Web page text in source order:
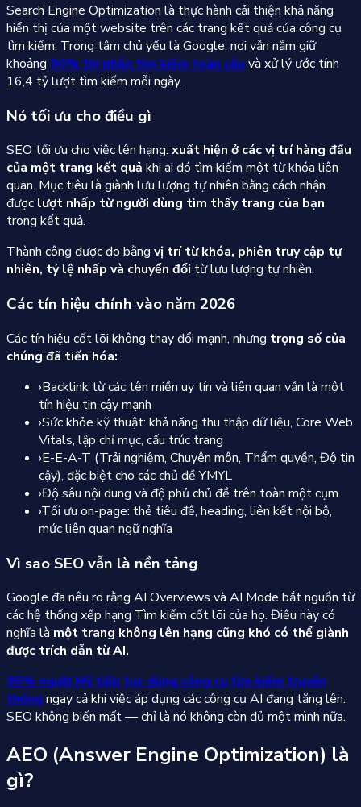
Search Engine Optimization là thực hành cải thiện khả năng
hiển thị của một website trên các trang kết quả của công cụ
tìm kiếm. Trọng tâm chủ yếu là Google, nơi vẫn nắm giữ
khoảng 90% thị phần tìm kiếm toàn cầu và xử lý ước tính
16,4 tỷ lượt tìm kiếm mỗi ngày.
Nó tối ưu cho điều gì
SEO tối ưu cho việc lên hạng: xuất hiện ở các vị trí hàng đầu
của một trang kết quả khi ai đó tìm kiếm một từ khóa liên
quan. Mục tiêu là giành lưu lượng tự nhiên bằng cách nhận
được lượt nhấp từ người dùng tìm thấy trang của bạn
trong kết quả.
Thành công được đo bằng vị trí từ khóa, phiên truy cập tự
nhiên, tỷ lệ nhấp và chuyển đổi từ lưu lượng tự nhiên.
Các tín hiệu chính vào năm 2026
Các tín hiệu cốt lõi không thay đổi mạnh, nhưng trọng số của
chúng đã tiến hóa:
›Backlink từ các tên miền uy tín và liên quan vẫn là một
tín hiệu tin cậy mạnh
›Sức khỏe kỹ thuật: khả năng thu thập dữ liệu, Core Web
Vitals, lập chỉ mục, cấu trúc trang
›E-E-A-T (Trải nghiệm, Chuyên môn, Thẩm quyền, Độ tin
cậy), đặc biệt cho các chủ đề YMYL
›Độ sâu nội dung và độ phủ chủ đề trên toàn một cụm
›Tối ưu on-page: thẻ tiêu đề, heading, liên kết nội bộ,
mức liên quan ngữ nghĩa
Vì sao SEO vẫn là nền tảng
Google đã nêu rõ rằng AI Overviews và AI Mode bắt nguồn từ
các hệ thống xếp hạng Tìm kiếm cốt lõi của họ. Điều này có
nghĩa là một trang không lên hạng cũng khó có thể giành
được trích dẫn từ AI.
95% người Mỹ tiếp tục dùng công cụ tìm kiếm truyền
thống ngay cả khi việc áp dụng các công cụ AI đang tăng lên.
SEO không biến mất — chỉ là nó không còn đủ một mình nữa.
AEO (Answer Engine Optimization) là
gì?